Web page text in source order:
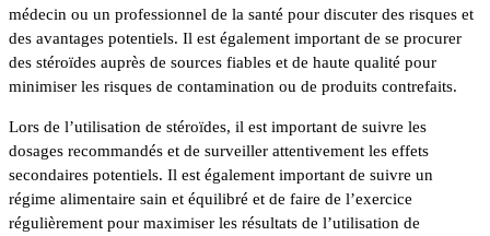
médecin ou un professionnel de la santé pour discuter des risques et
des avantages potentiels. Il est également important de se procurer
des stéroïdes auprès de sources fiables et de haute qualité pour
minimiser les risques de contamination ou de produits contrefaits.
Lors de l’utilisation de stéroïdes, il est important de suivre les
dosages recommandés et de surveiller attentivement les effets
secondaires potentiels. Il est également important de suivre un
régime alimentaire sain et équilibré et de faire de l’exercice
régulièrement pour maximiser les résultats de l’utilisation de